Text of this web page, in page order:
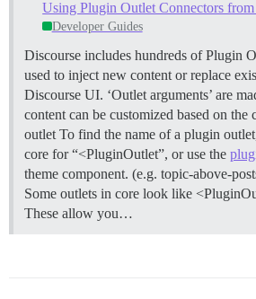
Using Plugin Outlet Connectors
Developer Guides
Discourse includes hundreds of Plugin
used to inject new content or replace
Discourse UI. ‘Outlet arguments’ are
content can be customized based on the
outlet To find the name of a plugin
core for “<PluginOutlet”, or use the
theme component. (e.g. topic-above-
Some outlets in core look like
These allow you…